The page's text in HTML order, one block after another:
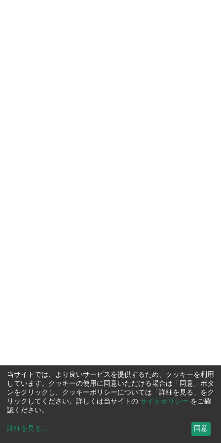
当サイトでは、より良いサービスを提供するため、クッキーを利用
しています。クッキーの使用に同意いただける場合は「同意」ボタ
ンをクリックし、クッキーポリシーについては「詳細を見る」をク
リックしてください。詳しくは当サイトの サイトポリシー をご確
認ください。
詳細を見る ... 同意